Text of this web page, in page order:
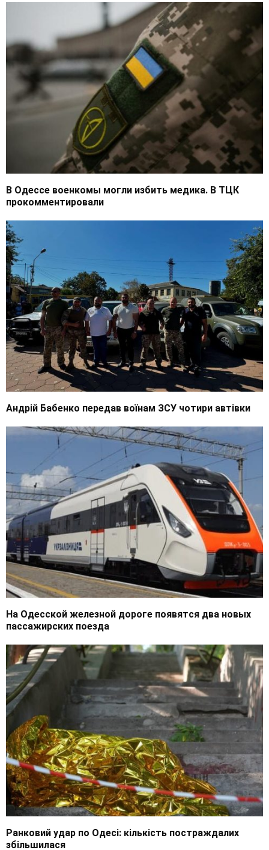
В Одессе военкомы могли избить медика. В ТЦК
прокомментировали
Андрій Бабенко передав воїнам ЗСУ чотири автівки
На Одесской железной дороге появятся два новых
пассажирских поезда
Ранковий удар по Одесі: кількість постраждалих
збільшилася